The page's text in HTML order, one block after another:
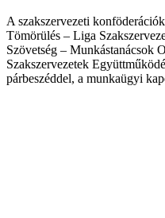
A szakszervezeti
Tömörülés – Liga
Szövetség – Munkástanácsok
Szakszervezetek
párbeszéddel, a munkaügyi